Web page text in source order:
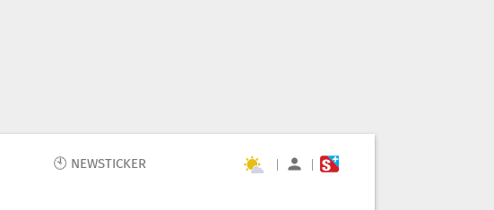
🕙 NEWSTICKER | |